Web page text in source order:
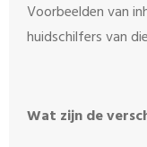
Voorbeelden van
huidschilfers van
Wat zijn de